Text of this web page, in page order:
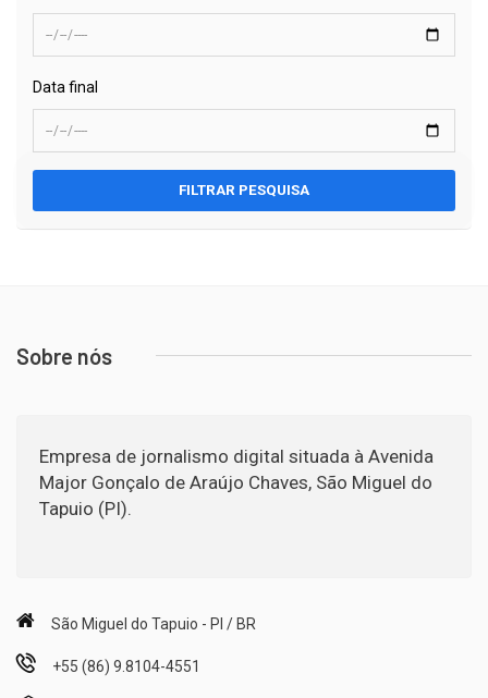
Data final
FILTRAR PESQUISA
Sobre nós
Empresa de jornalismo digital situada à Avenida
Major Gonçalo de Araújo Chaves, São Miguel do
Tapuio (PI).
São Miguel do Tapuio - PI / BR
+55 (86) 9.8104-4551